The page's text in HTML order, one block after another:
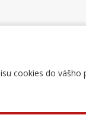
cookies do vášho